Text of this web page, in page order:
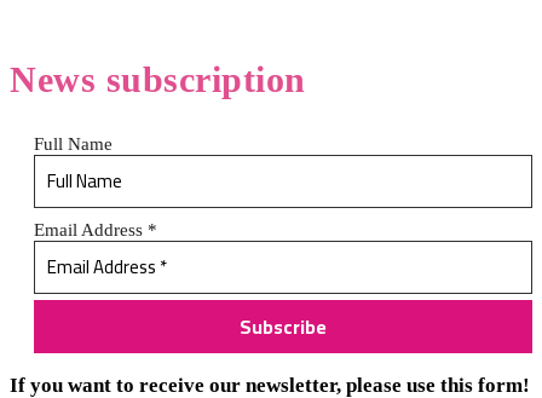
News subscription
Full Name
Email Address *
If you want to receive our newsletter, please use this form!